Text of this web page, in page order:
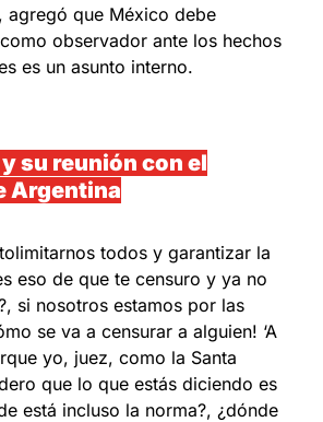
agregó que México debe
observador ante los hechos
es un asunto interno.
su reunión con el
Argentina
todos y garantizar la
eso de que te censuro y ya no
si nosotros estamos por las
se va a censurar a alguien! ‘A
yo, juez, como la Santa
que lo que estás diciendo es
está incluso la norma?, ¿dónde